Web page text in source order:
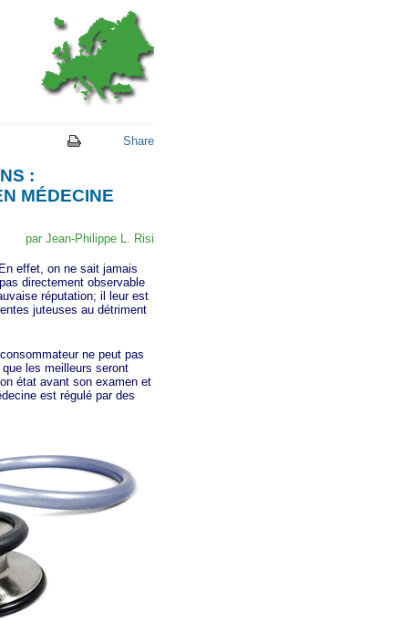
Share
:
MÉDECINE
par Jean-Philippe L. Risi
effet, on ne sait jamais
directement observable
réputation; il leur est
juteuses au détriment
ne peut pas
les meilleurs seront
état avant son examen et
est régulé par des